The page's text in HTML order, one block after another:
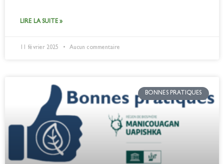
LIRE LA SUITE »
11 février 2025 Aucun commentaire
BONNES PRATIQUES